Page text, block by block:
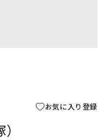
お気に入り登録